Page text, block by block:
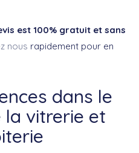
est 100% gratuit et sans
nous rapidement pour en
dans le
la vitrerie et